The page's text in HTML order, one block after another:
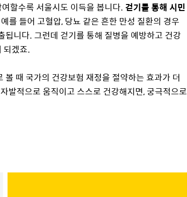
할수록 서울시도 이득을 봅니다. 걷기를 통해 시민
예를 들어 고혈압, 당뇨 같은 흔한 만성 질환의 경우
됩니다. 그런데 걷기를 통해 질병을 예방하고 건강
되겠죠.
때 국가의 건강보험 재정을 절약하는 효과가 더
발적으로 움직이고 스스로 건강해지면, 궁극적으로